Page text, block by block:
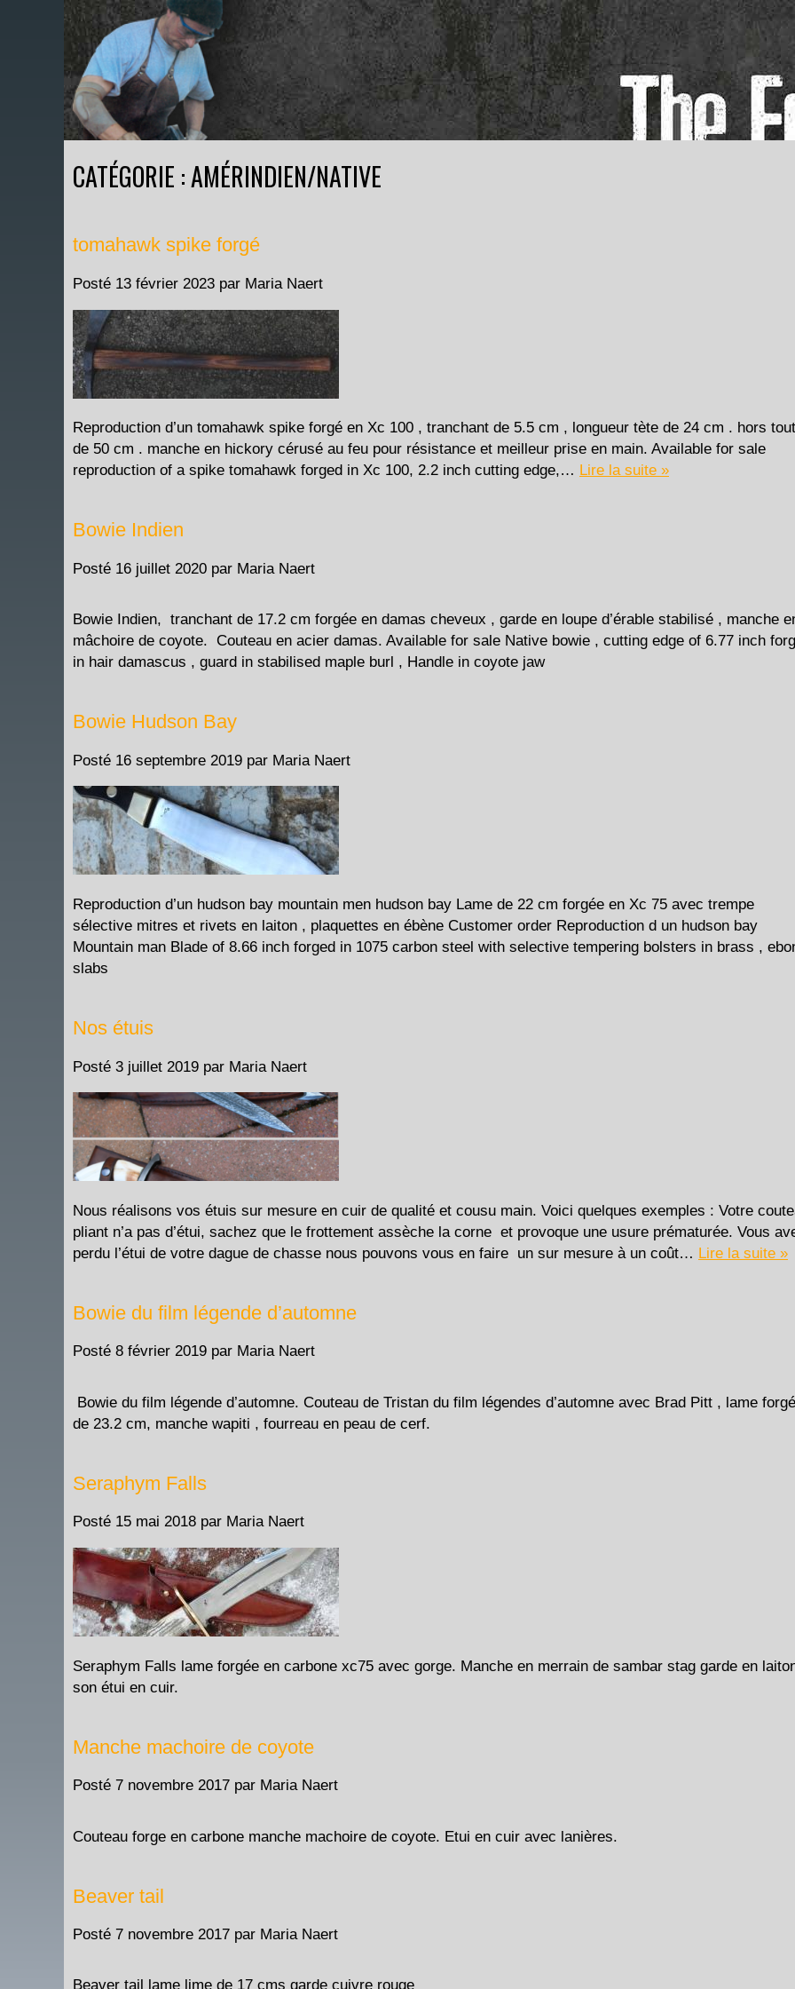
CATÉGORIE : AMÉRINDIEN/NATIVE
tomahawk spike forgé
Posté 13 février 2023 par Maria Naert
Reproduction d’un tomahawk spike forgé en Xc 100 , tranchant de 5.5 cm , longueur tète de 24 cm . hors tout
de 50 cm . manche en hickory cérusé au feu pour résistance et meilleur prise en main. Available for sale
reproduction of a spike tomahawk forged in Xc 100, 2.2 inch cutting edge,… Lire la suite »
Bowie Indien
Posté 16 juillet 2020 par Maria Naert
Bowie Indien, tranchant de 17.2 cm forgée en damas cheveux , garde en loupe d’érable stabilisé , manche
mâchoire de coyote. Couteau en acier damas. Available for sale Native bowie , cutting edge of 6.77 inch
in hair damascus , guard in stabilised maple burl , Handle in coyote jaw
Bowie Hudson Bay
Posté 16 septembre 2019 par Maria Naert
Reproduction d’un hudson bay mountain men hudson bay Lame de 22 cm forgée en Xc 75 avec trempe
sélective mitres et rivets en laiton , plaquettes en ébène Customer order Reproduction d un hudson bay
Mountain man Blade of 8.66 inch forged in 1075 carbon steel with selective tempering bolsters in brass ,
slabs
Nos étuis
Posté 3 juillet 2019 par Maria Naert
Nous réalisons vos étuis sur mesure en cuir de qualité et cousu main. Voici quelques exemples : Votre
pliant n’a pas d’étui, sachez que le frottement assèche la corne et provoque une usure prématurée. Vous
perdu l’étui de votre dague de chasse nous pouvons vous en faire un sur mesure à un coût… Lire la suite »
Bowie du film légende d’automne
Posté 8 février 2019 par Maria Naert
Bowie du film légende d’automne. Couteau de Tristan du film légendes d’automne avec Brad Pitt , lame
de 23.2 cm, manche wapiti , fourreau en peau de cerf.
Seraphym Falls
Posté 15 mai 2018 par Maria Naert
Seraphym Falls lame forgée en carbone xc75 avec gorge. Manche en merrain de sambar stag garde en
son étui en cuir.
Manche machoire de coyote
Posté 7 novembre 2017 par Maria Naert
Couteau forge en carbone manche machoire de coyote. Etui en cuir avec lanières.
Beaver tail
Posté 7 novembre 2017 par Maria Naert
Beaver tail lame lime de 17 cms garde cuivre rouge